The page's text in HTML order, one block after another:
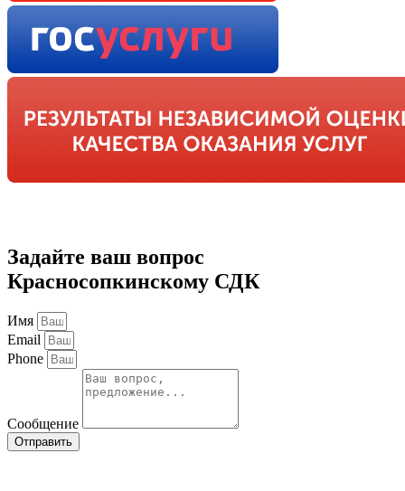
Задайте ваш вопрос
Красносопкинскому СДК
Имя
Email
Phone
Сообщение
Отправить